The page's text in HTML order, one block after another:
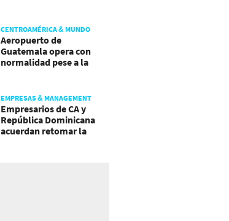
CENTROAMÉRICA & MUNDO
Aeropuerto de
Guatemala opera con
normalidad pese a la
EMPRESAS & MANAGEMENT
Empresarios de CA y
República Dominicana
acuerdan retomar la